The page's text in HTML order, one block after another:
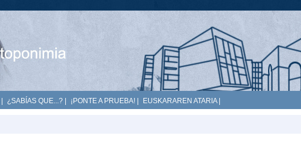
¿SABÍAS QUE...? ¡PONTE A PRUEBA! EUSKARAREN ATARIA|